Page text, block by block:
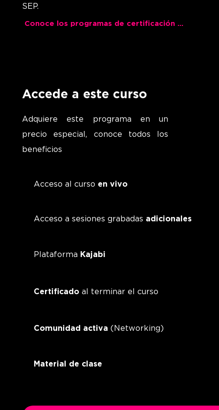
SEP.
Conoce los programas de certificación Dual
Accede a este curso
Adquiere este programa en un
precio especial, conoce todos los
beneficios
Acceso al curso en vivo
Acceso a sesiones grabadas adicionales
Plataforma Kajabi
Certificado al terminar el curso
Comunidad activa (Networking)
Material de clase